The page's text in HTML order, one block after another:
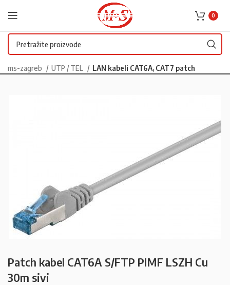
0
ms-zagreb UTP / TEL LAN kabeli CAT6A, CAT7 patch
Patch kabel CAT6A S/FTP PIMF LSZH Cu
30m sivi